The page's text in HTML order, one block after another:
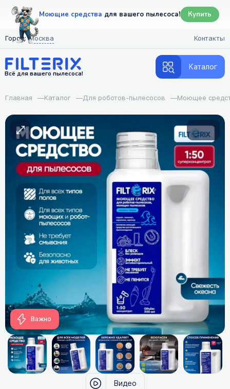
Моющие средства для вашего пылесоса! Купить
Город: Москва Контакты
Всё для вашего пылесоса!
Каталог
Главная —Каталог —Для роботов-пылесосов —Моющее
Важно
Видео